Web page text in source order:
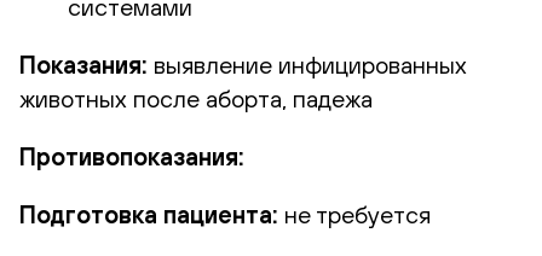
системами
Показания: выявление инфицированных
животных после аборта, падежа
Противопоказания:
Подготовка пациента: не требуется